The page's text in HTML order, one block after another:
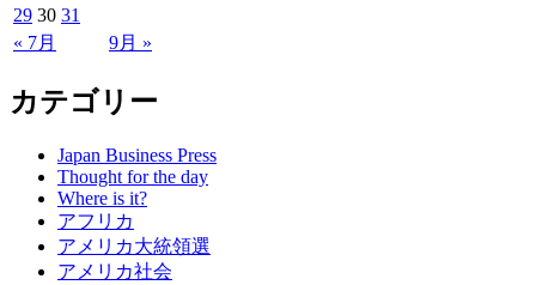
« 7月 9月 »
29 30 31
カテゴリー
Japan Business Press
Thought for the day
Where is it?
アフリカ
アメリカ大統領選
アメリカ社会